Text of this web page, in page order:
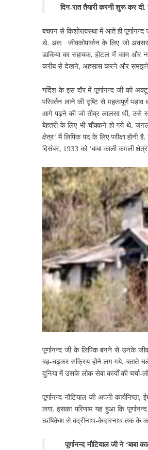
दिन-रात तैयारी करनी शुरू कर
बचपन से किशोरावस्था में आते ही
थे. अतः जीवकोपार्जन के लिए जो अवसर
डाकिया का सहायक, होटल में काम और
करीब से देखने, अहसास करने और समझने
गर्दिश के इस दौर में पूर्णानन्द जी को
परिवर्तन लाने की दृष्टि से महत्वपूर्ण
आगे पढ़ने की जो तीव्र लालसा थी, उसे
बेहतरी के लिए भी चौंक्कने हो गये थे.
क्षेत्र’ में लिपिक पद के लिए परीक्षा
दिसंबर, 1933 को ‘बाबा काली कमली
पूर्णानन्द जी के लिपिक बनने से उनके
बढ़-चढ़कर सक्रिय होने लग गये. बताते चलें
दुनिया में उसके लोक सेवा कार्यों की चर्चा-
पूर्णानन्द नौटियाल जी अपनी
लगा. इसका परिणाम यह हुआ कि
ऋषिकेश से बद्रीनाथ-केदारनाथ तक के
पूर्णानन्द नौटियाल जी ने